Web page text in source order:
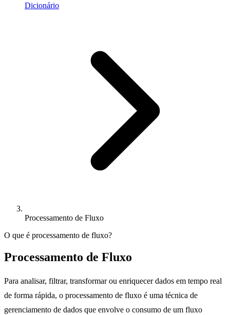
Dicionário
Processamento de Fluxo
O que é processamento de fluxo?
Processamento de Fluxo
Para analisar, filtrar, transformar ou enriquecer dados em tempo real
de forma rápida, o processamento de fluxo é uma técnica de
gerenciamento de dados que envolve o consumo de um fluxo